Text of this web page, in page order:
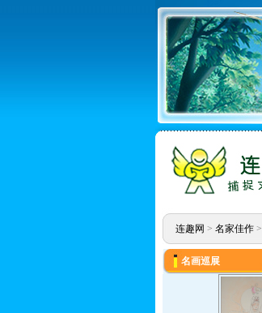
连趣网 > 名家佳作>
名画巡展